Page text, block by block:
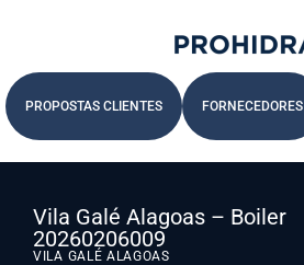
PROPOSTAS CLIENTES FORNECEDORES
Vila Galé Alagoas – Boiler
20260206009
VILA GALÉ ALAGOAS